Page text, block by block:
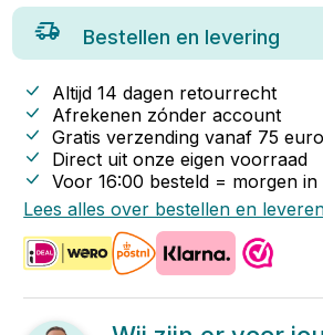
Bestellen en levering
Altijd 14 dagen retourrecht
Afrekenen zónder account
Gratis verzending vanaf 75 euro
Direct uit onze eigen voorraad
Voor 16:00 besteld = morgen in
Lees alles over bestellen en